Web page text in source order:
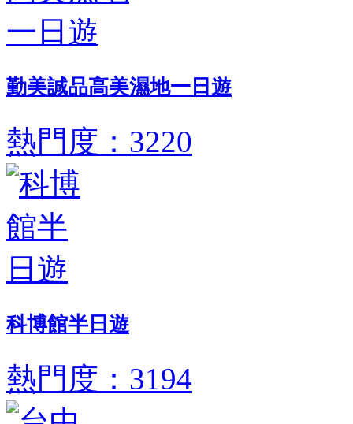
勤美誠品高美濕地一日遊
熱門度：3220
科博館半日遊
熱門度：3194